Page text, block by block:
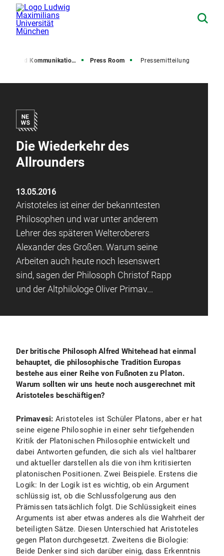
und Kommunikation (PuK) Press Room Pressemitteilung
Die Wiederkehr des
Allrounders
13.05.2016
Aristoteles ist einer der bekanntesten
Philosophen und war unter anderem
Lehrer des späteren Welteroberers
Alexander des Großen. Warum seine
Arbeiten auch heute noch lesenswert
sind, sagen der Philosoph Christof Rapp
und der Altphilologe Oliver Primav...
Der britische Philosoph Alfred Whitehead hat einmal
behauptet, die philosophische Tradition Europas
bestehe aus einer Reihe von Fußnoten zu Platon.
Warum sollten wir uns heute noch ausgerechnet mit
Aristoteles beschäftigen?
Primavesi: Aristoteles ist Schüler Platons, aber er hat
seine eigene Philosophie in einer sehr tiefgehenden
Kritik der Platonischen Philosophie entwickelt und
dabei Antworten gefunden, die sich als viel haltbarer
und aktueller darstellen als die von ihm kritisierten
platonischen Positionen. Zwei Beispiele. Erstens die
Logik: In der Logik ist es wichtig, ob ein Argument
schlüssig ist, ob die Schlussfolgerung aus den
Prämissen tatsächlich folgt. Die Schlüssigkeit eines
Arguments ist aber etwas anderes als die Wahrheit der
beteiligten Sätze. Diesen Unterschied hat Aristoteles
gegen Platon durchgesetzt. Zweitens die Biologie:
Beide Denker sind sich darüber einig, dass Erkenntnis